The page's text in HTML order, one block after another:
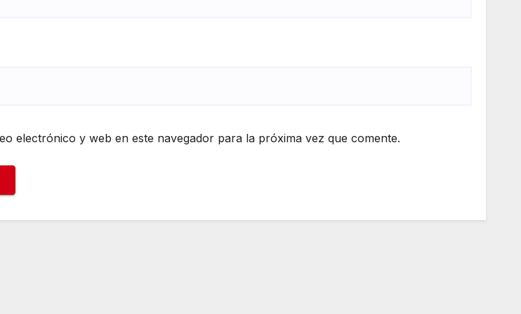
electrónico y web en este navegador para la próxima vez que comente.